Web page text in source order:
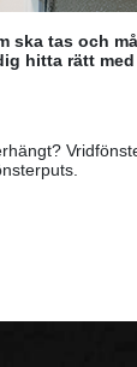
ska tas och
hitta rätt